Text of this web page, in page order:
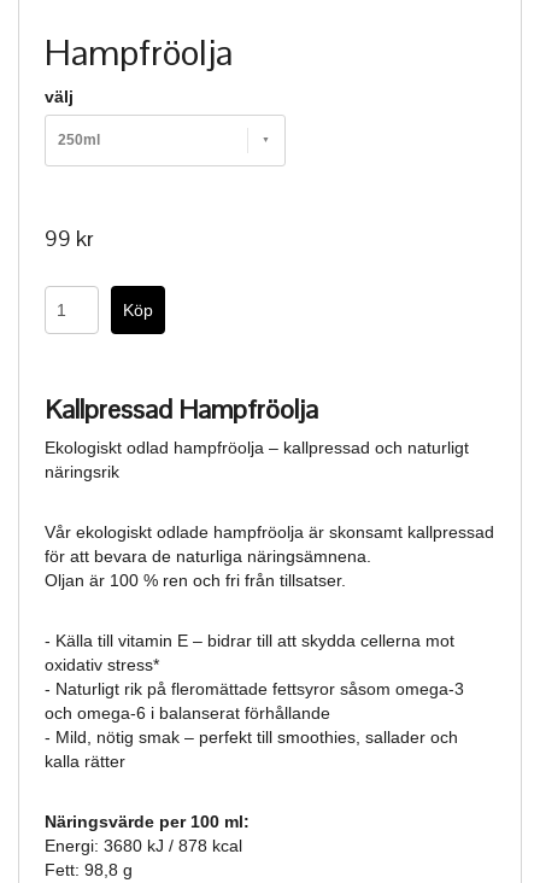
Hampfröolja
välj
250ml
99 kr
Kallpressad Hampfröolja
Ekologiskt odlad hampfröolja – kallpressad och naturligt
näringsrik
Vår ekologiskt odlade hampfröolja är skonsamt kallpressad
för att bevara de naturliga näringsämnena.
Oljan är 100 % ren och fri från tillsatser.
- Källa till vitamin E – bidrar till att skydda cellerna mot
oxidativ stress*
- Naturligt rik på fleromättade fettsyror såsom omega-3
och omega-6 i balanserat förhållande
- Mild, nötig smak – perfekt till smoothies, sallader och
kalla rätter
Näringsvärde per 100 ml:
Energi: 3680 kJ / 878 kcal
Fett: 98,8 g